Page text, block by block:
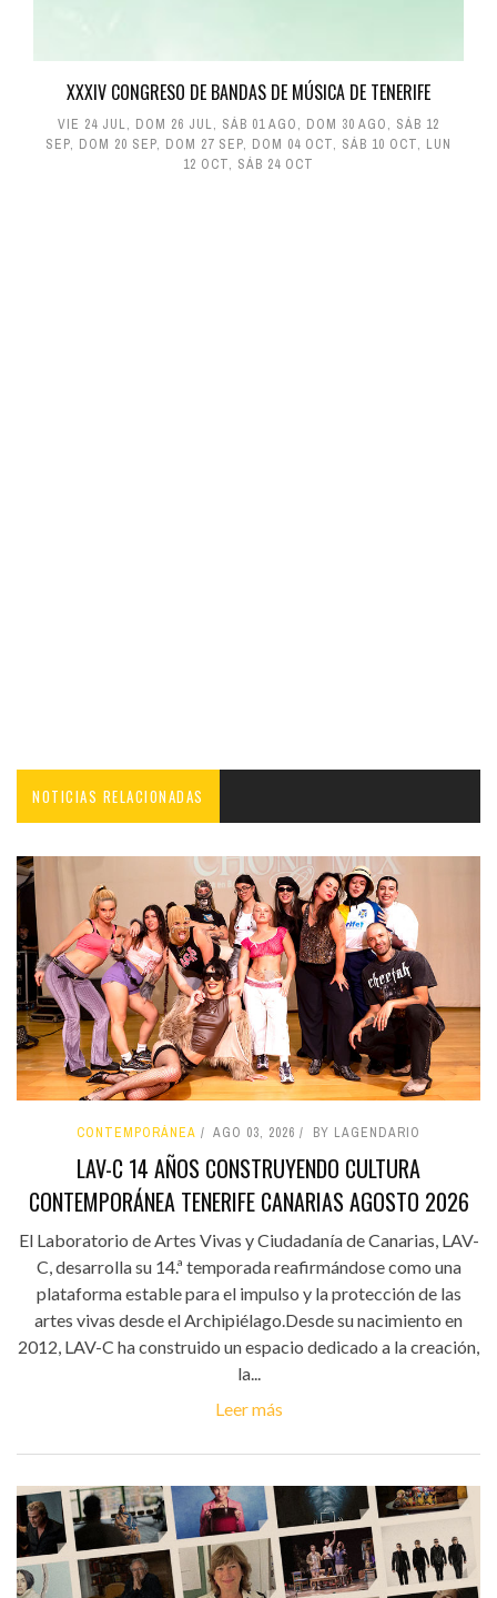
XXXIV CONGRESO DE BANDAS DE MÚSICA DE TENERIFE
VIE 24 JUL, DOM 26 JUL, SÁB 01 AGO, DOM 30 AGO, SÁB 12
SEP, DOM 20 SEP, DOM 27 SEP, DOM 04 OCT, SÁB 10 OCT, LUN
12 OCT, SÁB 24 OCT
NOTICIAS RELACIONADAS
CONTEMPORÁNEA AGO 03, 2026 BY LAGENDARIO
LAV-C 14 AÑOS CONSTRUYENDO CULTURA
CONTEMPORÁNEA TENERIFE CANARIAS AGOSTO 2026
El Laboratorio de Artes Vivas y Ciudadanía de Canarias, LAV-
C, desarrolla su 14.ª temporada reafirmándose como una
plataforma estable para el impulso y la protección de las
artes vivas desde el Archipiélago.Desde su nacimiento en
2012, LAV-C ha construido un espacio dedicado a la creación,
la...
Leer más